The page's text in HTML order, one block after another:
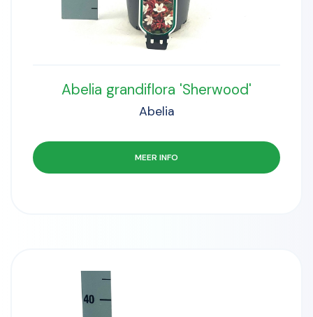
Abelia grandiflora 'Sherwood'
Abelia
MEER INFO